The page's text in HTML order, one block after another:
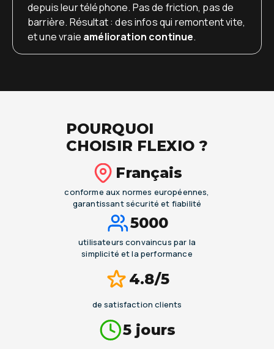
depuis leur téléphone. Pas de friction, pas de
barrière. Résultat : des infos qui remontent vite,
et une vraie amélioration continue.
POURQUOI
CHOISIR FLEXIO ?
Français
conforme aux normes européennes,
garantissant sécurité et fiabilité
5000
utilisateurs convaincus par la
simplicité et la performance
4.8/5
de satisfaction clients
5 jours